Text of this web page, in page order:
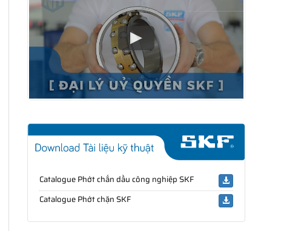
Catalogue Phớt chắn dầu công nghiệp SKF
Catalogue Phớt chặn SKF